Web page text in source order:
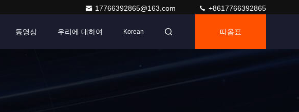
17766392865@163.com +8617766392865
동영상 우리에 대하여 Korean 따옴표